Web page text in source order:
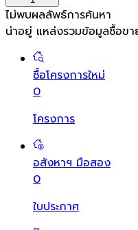
ไม่พบผลลัพธ์การค้นหา
น่าอยู่ แหล่งรวมข้อมูลซื้อขา
ซื้อโครงการใหม่
0
โครงการ
อสังหาฯ มือสอง
0
ใบประกาศ